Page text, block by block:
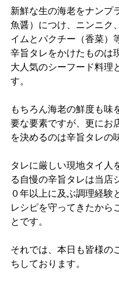
新鮮な生の海老をナンプ
魚醤）につけ、ニンニク
イムとパクチー（香菜）
辛旨タレをかけたものは
大人気のシーフード料理
す。
もちろん海老の鮮度も味
要な要素ですが、更にお
を決めるのは辛旨タレの
タレに厳しい現地タイ人
る自慢の辛旨タレは当店
０年以上に及ぶ調理経験
レシピを守ってきたから
とです。
それでは、本日も皆様の
ちしております。